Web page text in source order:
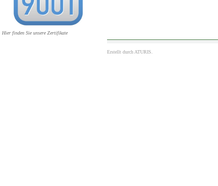
Hier finden Sie unsere Zertifikate
Erstellt durch ATURIS.